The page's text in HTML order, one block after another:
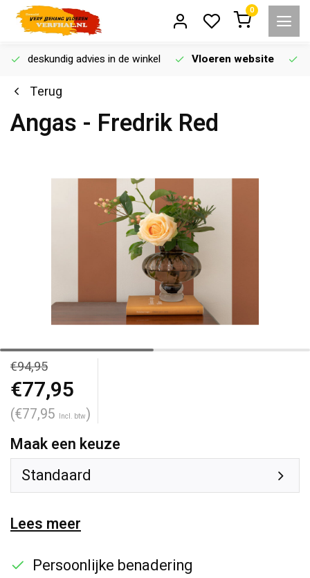
0
deskundig advies in de winkel Vloeren website
Terug
Angas - Fredrik Red
€94,95
€77,95
(€77,95 Incl. btw)
Maak een keuze
Standaard
Lees meer
Persoonlijke benadering